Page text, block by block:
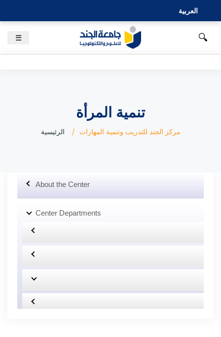
العربية
☰ 🔍
تنمية المرأة
الرئيسية مركز الجند للتدريب وتنمية المهارات
About the Center
Center Departments